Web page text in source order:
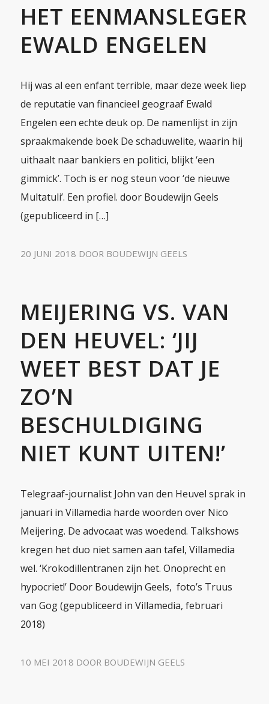
HET EENMANSLEGER
EWALD ENGELEN
Hij was al een enfant terrible, maar deze week liep
de reputatie van financieel geograaf Ewald
Engelen een echte deuk op. De namenlijst in zijn
spraakmakende boek De schaduwelite, waarin hij
uithaalt naar bankiers en politici, blijkt ‘een
gimmick’. Toch is er nog steun voor ‘de nieuwe
Multatuli’. Een profiel. door Boudewijn Geels
(gepubliceerd in […]
20 JUNI 2018 DOOR BOUDEWIJN GEELS
MEIJERING VS. VAN
DEN HEUVEL: ‘JIJ
WEET BEST DAT JE
ZO’N
BESCHULDIGING
NIET KUNT UITEN!’
Telegraaf-journalist John van den Heuvel sprak in
januari in Villamedia harde woorden over Nico
Meijering. De advocaat was woedend. Talkshows
kregen het duo niet samen aan tafel, Villamedia
wel. ‘Krokodillentranen zijn het. Onoprecht en
hypocriet!’ Door Boudewijn Geels, foto’s Truus
van Gog (gepubliceerd in Villamedia, februari
2018)
10 MEI 2018 DOOR BOUDEWIJN GEELS